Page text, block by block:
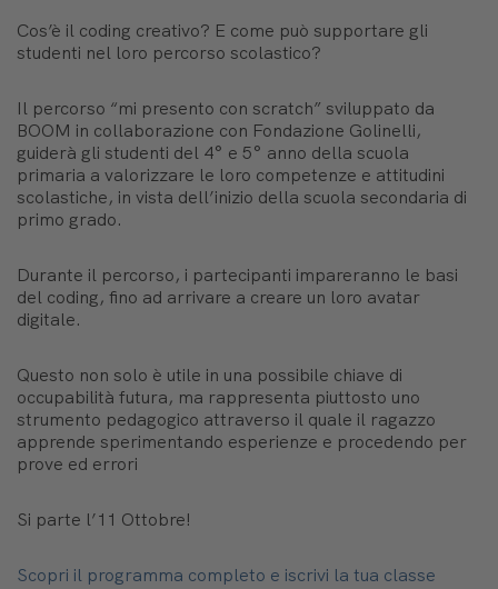
Cos’è il coding creativo? E come può supportare gli
studenti nel loro percorso scolastico?
Il percorso “mi presento con scratch” sviluppato da
BOOM in collaborazione con Fondazione Golinelli,
guiderà gli studenti del 4° e 5° anno della scuola
primaria a valorizzare le loro competenze e attitudini
scolastiche, in vista dell’inizio della scuola secondaria di
primo grado.
Durante il percorso, i partecipanti impareranno le basi
del coding, fino ad arrivare a creare un loro avatar
digitale.
Questo non solo è utile in una possibile chiave di
occupabilità futura, ma rappresenta piuttosto uno
strumento pedagogico attraverso il quale il ragazzo
apprende sperimentando esperienze e procedendo per
prove ed errori
Si parte l’11 Ottobre!
Scopri il programma completo e iscrivi la tua classe